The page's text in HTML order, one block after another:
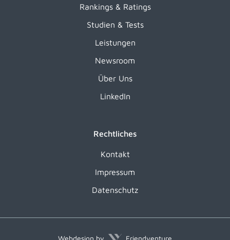
Rankings & Ratings
Studien & Tests
Leistungen
Newsroom
Über Uns
LinkedIn
Rechtliches
Kontakt
Impressum
Datenschutz
Webdesign by Friendventure